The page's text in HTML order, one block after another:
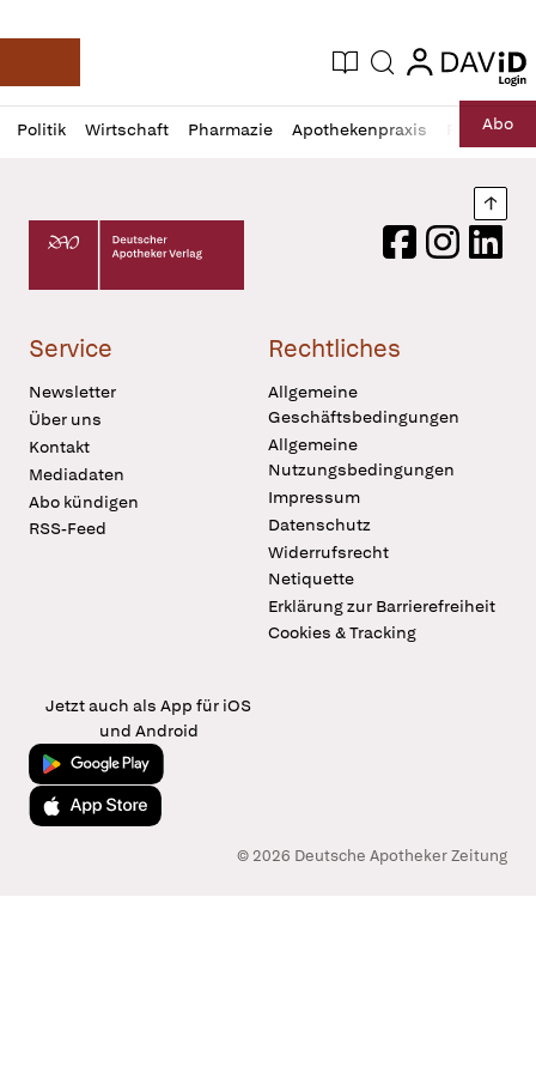
Deutsche Apotheker Zeitung
Aktuelle Ausgabe
Suche login
login
Politik Wirtschaft Pharmazie Apothekenpraxis RechtAbo
Profil
öffnen
Daz
Pur
Deutscher Apotheker Verlag Logo
FacebookInstagram
Service
Newsletter
Über uns
Kontakt
Mediadaten
Abo kündigen
RSS-Feed
Rechtliches
Allgemeine
Geschäftsbedingungen
Allgemeine
Nutzungsbedingungen
Impressum
Datenschutz
Widerrufsrecht
Netiquette
Erklärung zur Barrierefreiheit
Cookies & Tracking
Jetzt auch als App für iOS
und Android
Jetzt bei Google Play
Laden im App Store
© 2026 Deutsche Apotheker Zeitung